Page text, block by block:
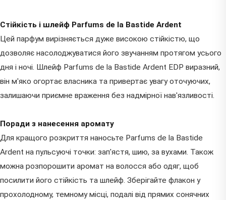
Стійкість і шлейф Parfums de la Bastide Ardent
Цей парфум вирізняється дуже високою стійкістю, що
дозволяє насолоджуватися його звучанням протягом усього
дня і ночі. Шлейф Parfums de la Bastide Ardent EDP виразний,
він м'яко огортає власника та привертає увагу оточуючих,
залишаючи приємне враження без надмірної нав'язливості.
Поради з нанесення аромату
Для кращого розкриття наносьте Parfums de la Bastide
Ardent на пульсуючі точки: зап'ястя, шию, за вухами. Також
можна розпорошити аромат на волосся або одяг, щоб
посилити його стійкість та шлейф. Зберігайте флакон у
прохолодному, темному місці, подалі від прямих сонячних